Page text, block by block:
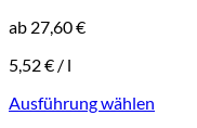
ab 27,60€
5,52€ / l
Ausführung wählen